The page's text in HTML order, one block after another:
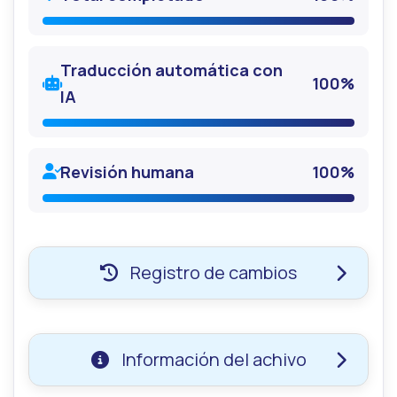
Traducción automática con
IA
100%
Revisión humana 100%
Registro de cambios
Versión 8.4.1.1— 30.09.2025
Actualización de compatibilidad:
Información del achivo